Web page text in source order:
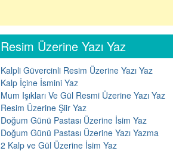
Resim Üzerine Yazı Yaz
Kalpli Güvercinli Resim Üzerine Yazı Yaz
Kalp İçine İsmini Yaz
Mum Işıkları Ve Gül Resmi Üzerine Yazı Yaz
Resim Üzerine Şiir Yaz
Doğum Günü Pastası Üzerine İsim Yaz
Doğum Günü Pastası Üzerine Yazı Yazma
2 Kalp ve Gül Üzerine İsim Yaz